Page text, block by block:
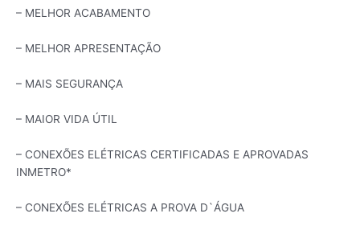
– MELHOR ACABAMENTO
– MELHOR APRESENTAÇÃO
– MAIS SEGURANÇA
– MAIOR VIDA ÚTIL
– CONEXÕES ELÉTRICAS CERTIFICADAS E APROVADAS
INMETRO*
– CONEXÕES ELÉTRICAS A PROVA D`ÁGUA